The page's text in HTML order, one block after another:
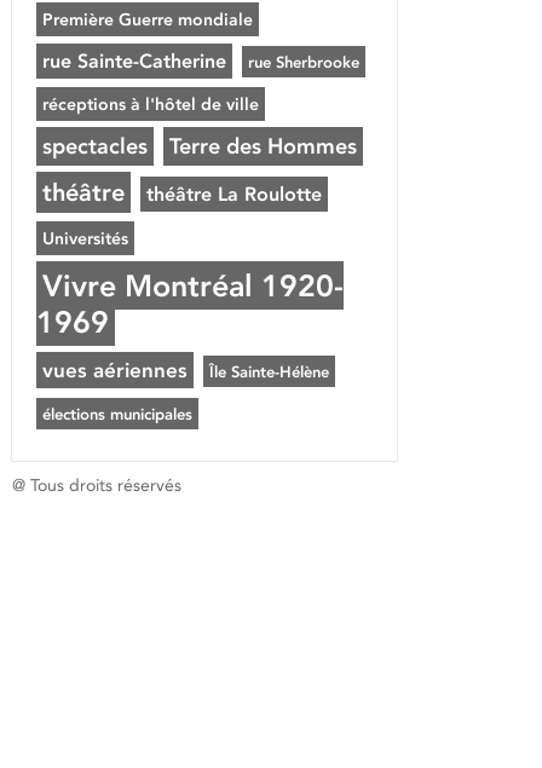
Première Guerre mondiale
rue Sainte-Catherine rue Sherbrooke
réceptions à l'hôtel de ville
spectacles Terre des Hommes
théâtre théâtre La Roulotte
Universités
Vivre Montréal 1920-
1969
vues aériennes Île Sainte-Hélène
élections municipales
@ Tous droits réservés